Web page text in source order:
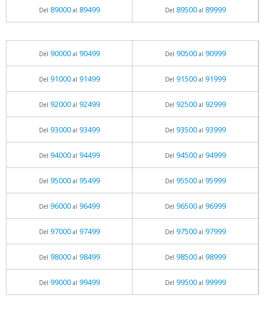
Del 89000al 89499 Del 89500al 89999
Del 90000al 90499 Del 90500al 90999
Del 91000al 91499 Del 91500al 91999
Del 92000al 92499 Del 92500al 92999
Del 93000al 93499 Del 93500al 93999
Del 94000al 94499 Del 94500al 94999
Del 95000al 95499 Del 95500al 95999
Del 96000al 96499 Del 96500al 96999
Del 97000al 97499 Del 97500al 97999
Del 98000al 98499 Del 98500al 98999
Del 99000al 99499 Del 99500al 99999